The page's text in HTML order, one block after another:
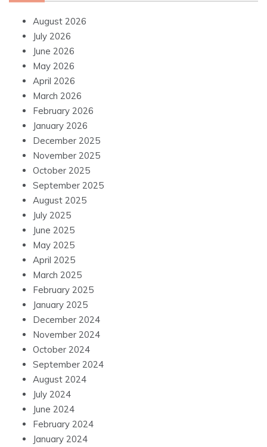
August 2026
July 2026
June 2026
May 2026
April 2026
March 2026
February 2026
January 2026
December 2025
November 2025
October 2025
September 2025
August 2025
July 2025
June 2025
May 2025
April 2025
March 2025
February 2025
January 2025
December 2024
November 2024
October 2024
September 2024
August 2024
July 2024
June 2024
February 2024
January 2024